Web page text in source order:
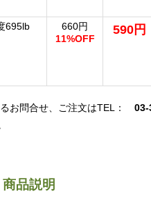
695lb
660円
11%OFF
590円
お問合せ、ご注文はTEL： 03-
品説明